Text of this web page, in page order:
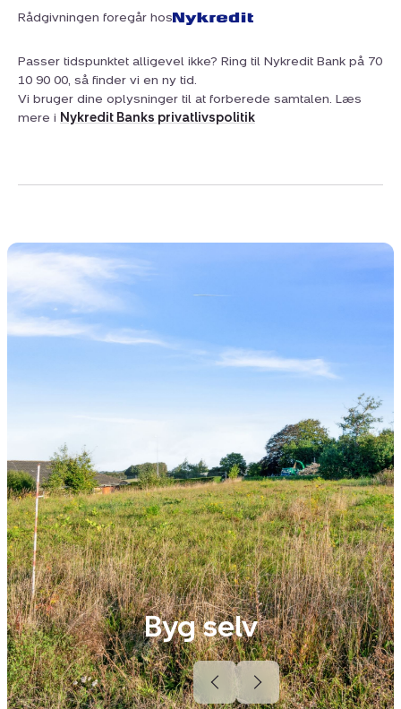
Rådgivningen foregår hos
Passer tidspunktet alligevel ikke? Ring til Nykredit Bank på 70
10 90 00, så finder vi en ny tid.
Vi bruger dine oplysninger til at forberede samtalen. Læs
mere i Nykredit Banks privatlivspolitik
Byg selv